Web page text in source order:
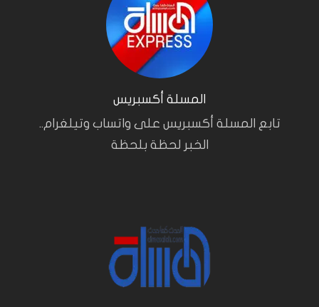
المسلة أكسبريس
تابع المسلة أكسبريس على واتساب وتيلغرام..
الخبر لحظة بلحظة